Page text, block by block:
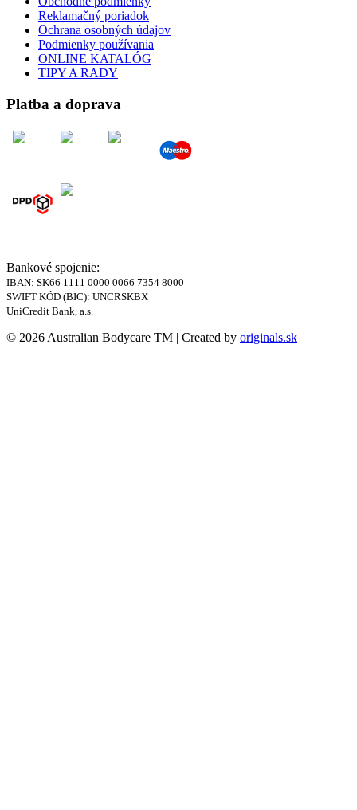
Reklamačný poriadok
Ochrana osobných údajov
Podmienky používania
ONLINE KATALÓG
TIPY A RADY
Platba a doprava
Bankové spojenie:
IBAN: SK66 1111 0000 0066 7354 8000
SWIFT KÓD (BIC): UNCRSKBX
UniCredit Bank, a.s.
© 2026 Australian Bodycare TM | Created by originals.sk